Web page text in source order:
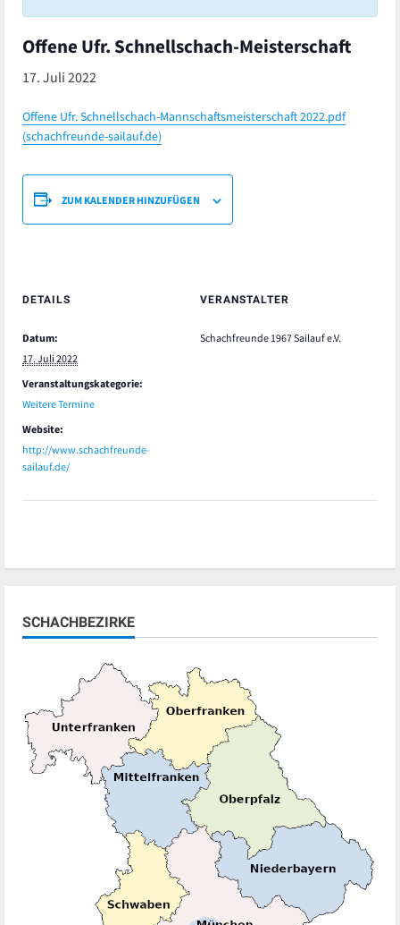
Offene Ufr. Schnellschach-Meisterschaft
17. Juli 2022
Offene Ufr. Schnellschach-Mannschaftsmeisterschaft 2022.pdf
(schachfreunde-sailauf.de)
ZUM KALENDER HINZUFÜGEN
DETAILS
Datum:
17. Juli 2022
Veranstaltungskategorie:
Weitere Termine
Website:
http://www.schachfreunde-
sailauf.de/
VERANSTALTER
Schachfreunde 1967 Sailauf e.V.
SCHACHBEZIRKE